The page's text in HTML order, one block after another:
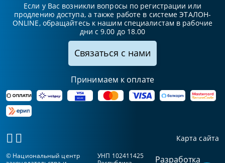
Если у Вас возникли вопросы по регистрации или
продлению доступа, а также работе в системе ЭТАЛОН-
ONLINE, обращайтесь к нашим специалистам в рабочие
дни с 9.00 до 18.00
Связаться с нами
Принимаем к оплате
Карта сайта
© Национальный центр
УНП 102411425
Разработка